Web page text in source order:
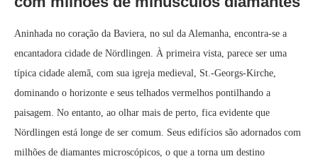
Aninhada no coração da Baviera, no sul da Alemanha, encontra-se a
encantadora cidade de Nördlingen. À primeira vista, parece ser uma
típica cidade alemã, com sua igreja medieval, St.-Georgs-Kirche,
dominando o horizonte e seus telhados vermelhos pontilhando a
paisagem. No entanto, ao olhar mais de perto, fica evidente que
Nördlingen está longe de ser comum. Seus edifícios são adornados com
milhões de diamantes microscópicos, o que a torna um destino